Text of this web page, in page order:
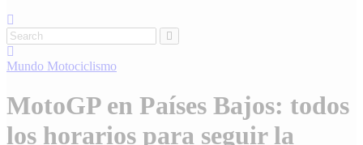
Mundo Motociclismo
MotoGP en Países Bajos: todos
los horarios para seguir la